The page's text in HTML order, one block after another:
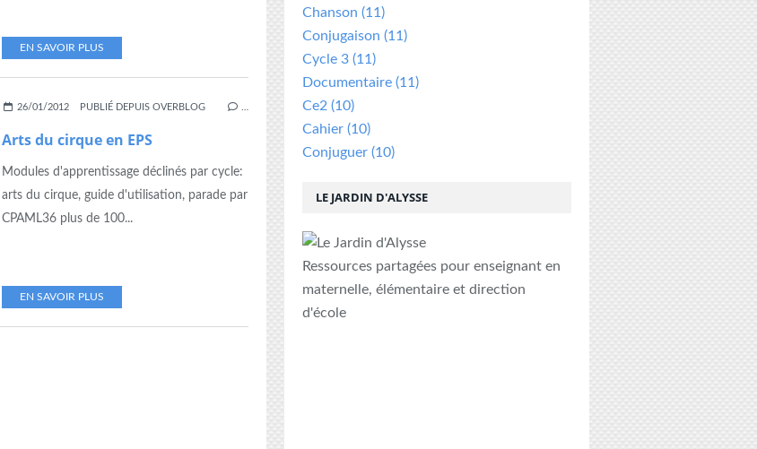
EN SAVOIR PLUS
EPS ,PROGRESSION
26/01/2012 PUBLIÉ DEPUIS OVERBLOG
Arts du cirque en EPS
Modules d'apprentissage déclinés par cycle:
arts du cirque, guide d'utilisation, parade par
CPAML36 plus de 100...
EN SAVOIR PLUS
LE JARDIN D'ALYSSE
Ressources partagées pour enseignant en
maternelle, élémentaire et direction
d'école
Chanson (11)
Conjugaison (11)
Cycle 3 (11)
Documentaire (11)
Ce2 (10)
Cahier (10)
Conjuguer (10)